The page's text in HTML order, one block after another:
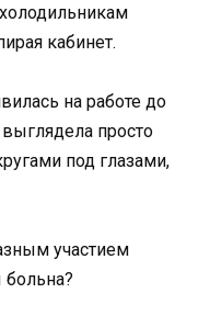
кабинет.
на работе до
просто
под глазами,
участием